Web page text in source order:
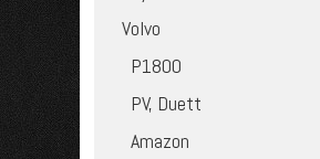
Volvo
P1800
PV, Duett
Amazon